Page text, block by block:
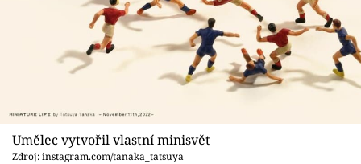
Umělec vytvořil vlastní minisvět
Zdroj: instagram.com/tanaka_tatsuya